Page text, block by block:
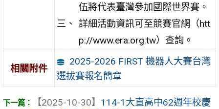
伍將代表臺灣參加國際世界賽。
詳細活動資訊可至競賽官網（htt
p://www.era.org.tw）查詢。
相關附件
2025-2026 FIRST 機器人大賽台灣
選拔賽報名簡章
【2025-10-30】 114-1大直高中62週年校慶